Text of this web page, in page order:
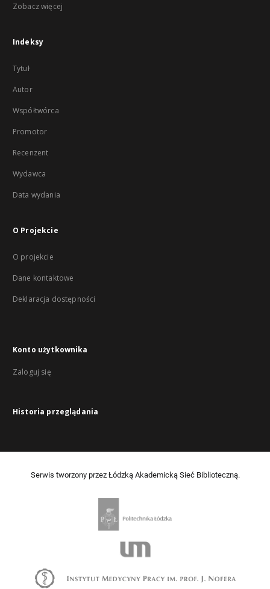
Zobacz więcej
Indeksy
Tytuł
Autor
Współtwórca
Promotor
Recenzent
Wydawca
Data wydania
O Projekcie
O projekcie
Dane kontaktowe
Deklaracja dostępności
Konto użytkownika
Zaloguj się
Historia przeglądania
Serwis tworzony przez Łódzką Akademicką Sieć Biblioteczną.